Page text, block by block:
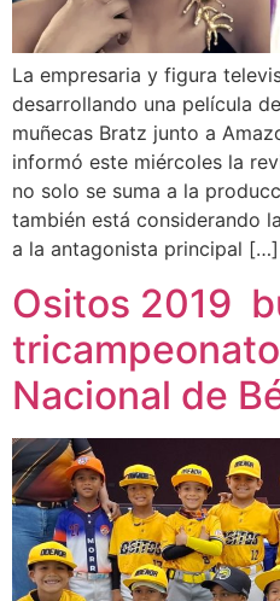
La empresaria y figura
desarrollando una película
muñecas Bratz junto a
informó este miércoles la
no solo se suma a la
también está considerando
a la antagonista principal […]
Ositos 2019
Nacional de